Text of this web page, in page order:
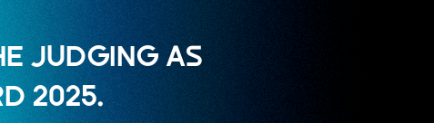
JUDGING AS
2025.